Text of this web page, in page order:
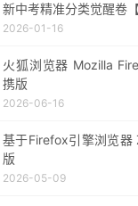
新中考精准分类觉醒卷
2026-01-16
火狐浏览器 Mozilla
携版
2026-06-16
基于Firefox引擎浏览器
版
2026-05-09